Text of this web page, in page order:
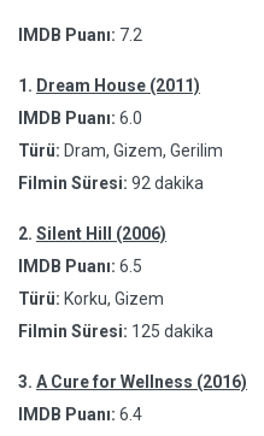
IMDB Puanı: 7.2
1. Dream House (2011)
IMDB Puanı: 6.0
Türü: Dram, Gizem, Gerilim
Filmin Süresi: 92 dakika
2. Silent Hill (2006)
IMDB Puanı: 6.5
Türü: Korku, Gizem
Filmin Süresi: 125 dakika
3. A Cure for Wellness (2016)
IMDB Puanı: 6.4